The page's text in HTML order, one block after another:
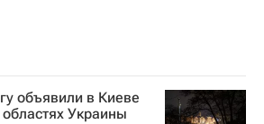
объявили в Киеве
Украины